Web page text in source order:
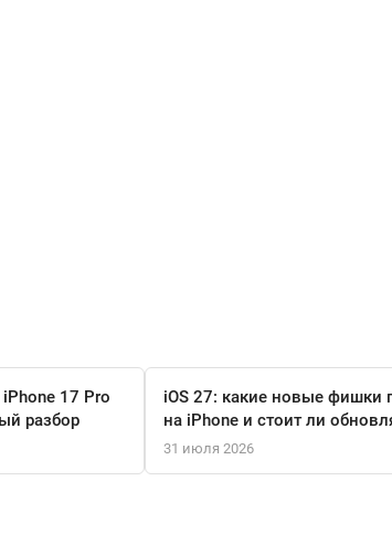
17 Pro
разбор
iOS 27: какие новые фишки
на iPhone и стоит ли
31 июля 2026